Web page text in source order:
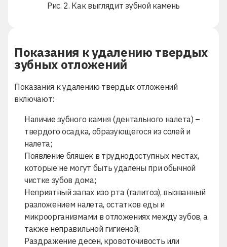
Рис. 2. Как выглядит зубной камень
Показания к удалению твердых
зубных отложений
Показания к удалению твердых отложений
включают:
Наличие зубного камня (дентального налета) –
твердого осадка, образующегося из солей и
налета;
Появление бляшек в труднодоступных местах,
которые не могут быть удалены при обычной
чистке зубов дома;
Неприятный запах изо рта (галитоз), вызванный
разложением налета, остатков еды и
микроорганизмами в отложениях между зубов, а
также неправильной гигиеной;
Раздражение десен, кровоточивость или